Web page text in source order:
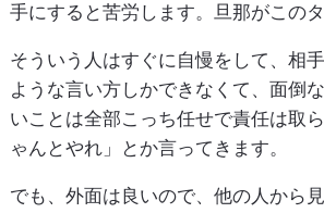
手にすると苦労します。旦那がこのタ
そういう人はすぐに自慢をして、相
ような言い方しかできなくて、面倒
いことは全部こっち任せで責任は取
ゃんとやれ」とか言ってきます。
でも、外面は良いので、他の人から